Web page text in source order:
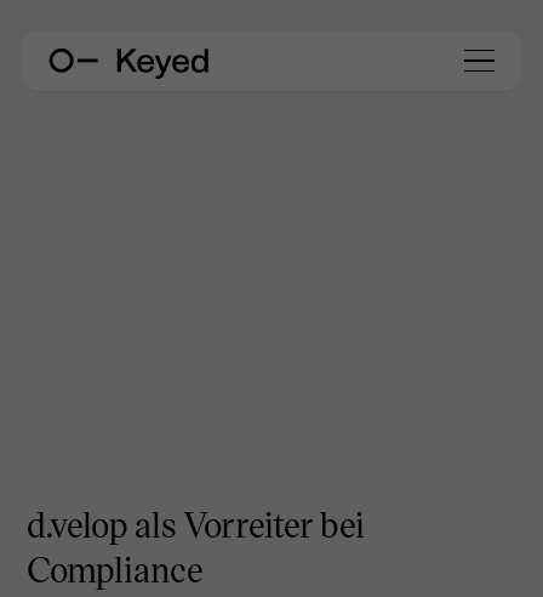
d.velop als Vorreiter bei
Compliance